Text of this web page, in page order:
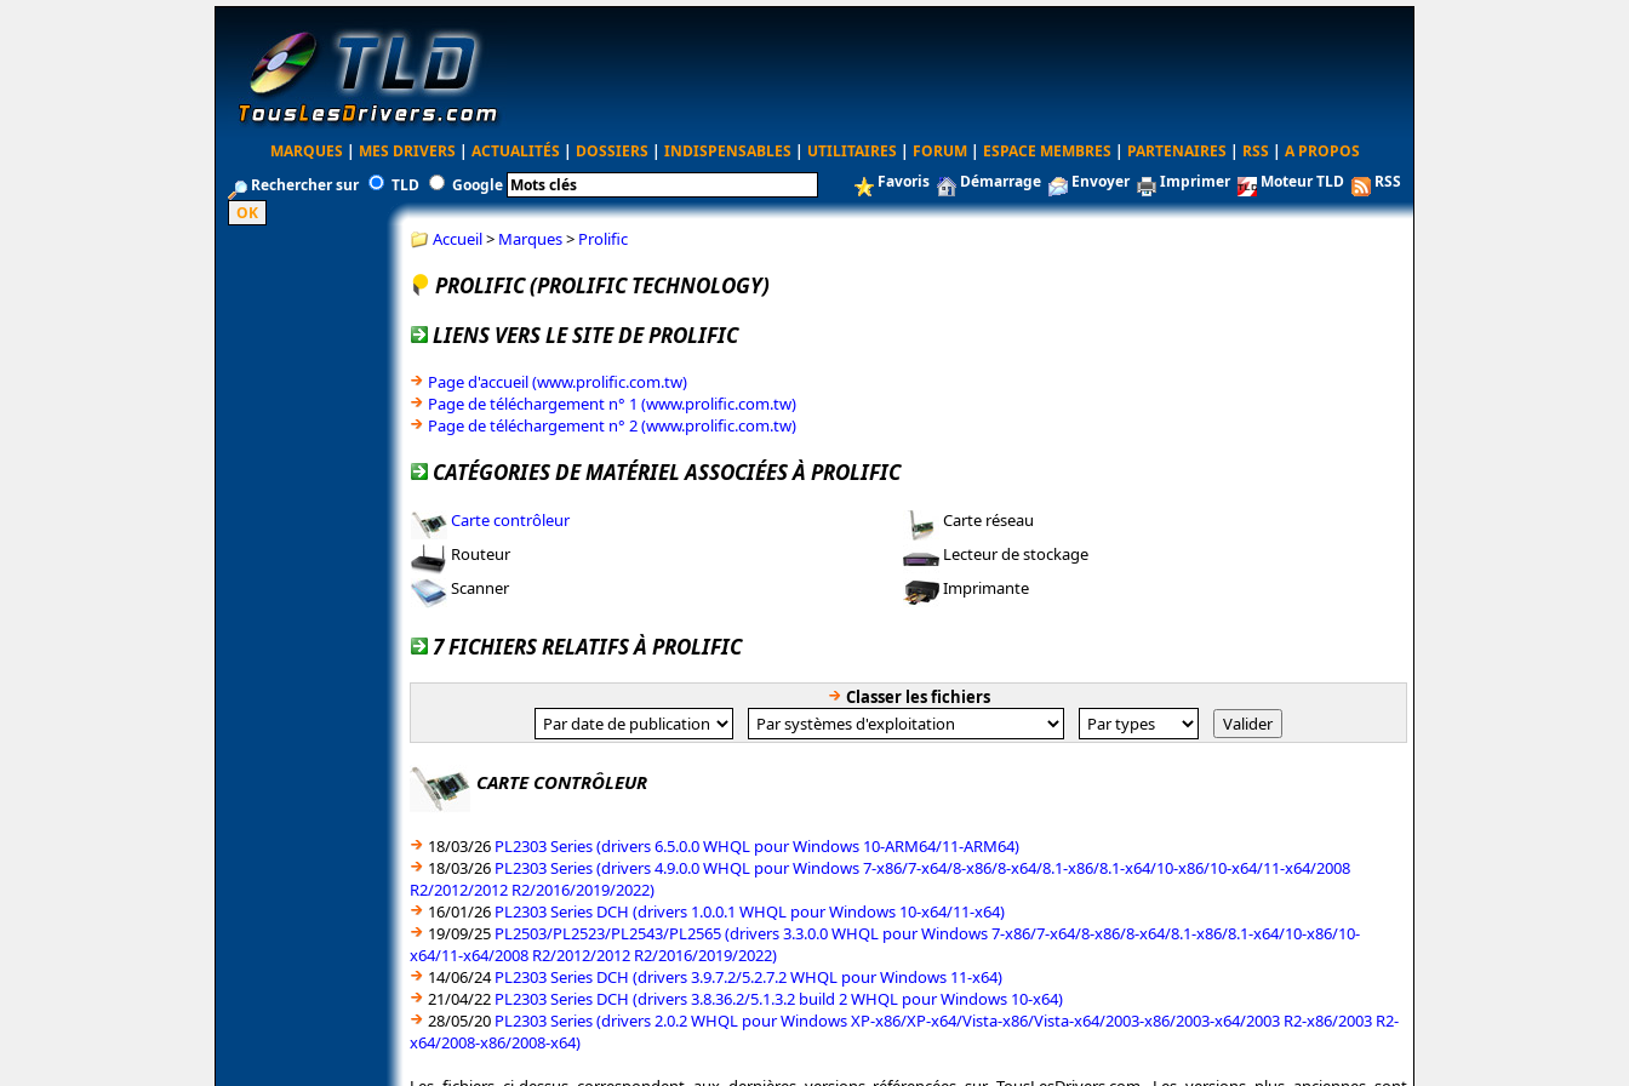
MARQUES | MES DRIVERS | ACTUALITÉS | DOSSIERS | INDISPENSABLES | UTILITAIRES | FORUM | ESPACE MEMBRES | PARTENAIRES | RSS | A PROPOS
Rechercher sur
TLD Google Favoris Démarrage Envoyer Imprimer Moteur TLD RSS
Accueil> Marques> Prolific
PROLIFIC (PROLIFIC TECHNOLOGY)
LIENS VERS LE SITE DE PROLIFIC
Page d'accueil (www.prolific.com.tw)
Page de téléchargement n° 1 (www.prolific.com.tw)
Page de téléchargement n° 2 (www.prolific.com.tw)
CATÉGORIES DE MATÉRIEL ASSOCIÉES À PROLIFIC
Carte contrôleur
Carte réseau
Routeur
Lecteur de stockage
Scanner
Imprimante
7 FICHIERS RELATIFS À PROLIFIC
Classer les fichiers
CARTE CONTRÔLEUR
18/03/26 PL2303 Series (drivers 6.5.0.0 WHQL pour Windows 10-ARM64/11-ARM64)
18/03/26 PL2303 Series (drivers 4.9.0.0 WHQL pour Windows 7-x86/7-x64/8-x86/8-x64/8.1-x86/8.1-x64/10-x86/10-x64/11-x64/2008
R2/2012/2012 R2/2016/2019/2022)
16/01/26 PL2303 Series DCH (drivers 1.0.0.1 WHQL pour Windows 10-x64/11-x64)
19/09/25 PL2503/PL2523/PL2543/PL2565 (drivers 3.3.0.0 WHQL pour Windows 7-x86/7-x64/8-x86/8-x64/8.1-x86/8.1-x64/10-x86/10-
x64/11-x64/2008 R2/2012/2012 R2/2016/2019/2022)
14/06/24PL2303 Series DCH (drivers 3.9.7.2/5.2.7.2 WHQL pour Windows 11-x64)
21/04/22 PL2303 Series DCH (drivers 3.8.36.2/5.1.3.2 build 2 WHQL pour Windows 10-x64)
28/05/20 PL2303 Series (drivers 2.0.2 WHQL pour Windows XP-x86/XP-x64/Vista-x86/Vista-x64/2003-x86/2003-x64/2003 R2-x86/2003 R2-
x64/2008-x86/2008-x64)